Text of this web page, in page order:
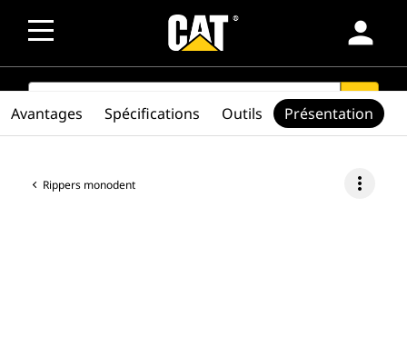
person
SEARCH search
Rippers monodent more_vert
Avantages Spécifications Outils Présentation